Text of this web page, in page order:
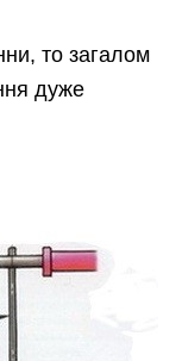
то загалом
дуже